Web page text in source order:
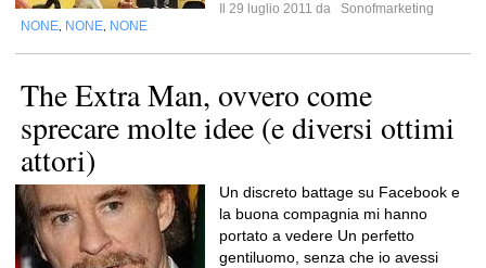
Il 29 luglio 2011 da
Sonofmarketing
NONE NONE NONE
The Extra Man, ovvero come
sprecare molte idee (e diversi ottimi
attori)
Un discreto battage su Facebook e
la buona compagnia mi hanno
portato a vedere Un perfetto
gentiluomo, senza che io avessi